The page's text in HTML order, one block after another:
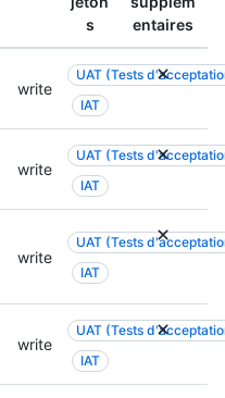
s
entaires
write
UAT (Tests
IAT
write
UAT (Tests
IAT
write
UAT (Tests
IAT
write
UAT (Tests
IAT